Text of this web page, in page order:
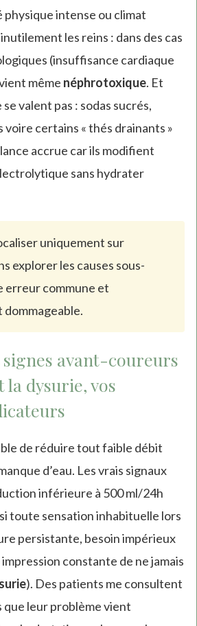
physique intense ou climat
les reins : dans des cas
(insuffisance cardiaque
même néphrotoxique. Et
valent pas : sodas sucrés,
voire certains « thés drainants »
accrue car ils modifient
sans hydrater
uniquement sur
explorer les causes sous-
erreur commune et
avant-coureurs
dysurie, vos
de réduire tout faible débit
d’eau. Les vrais signaux
inférieure à 500 ml/24h
toute sensation inhabituelle lors
persistante, besoin impérieux
constante de ne jamais
). Des patients me consultent
que leur problème vient